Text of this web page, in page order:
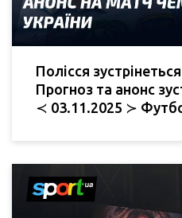
Полісся
Прогноз та анонс
≺ 03.11.2025 ≻